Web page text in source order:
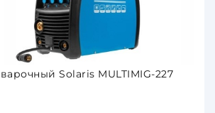
Solaris MULTIMIG-227